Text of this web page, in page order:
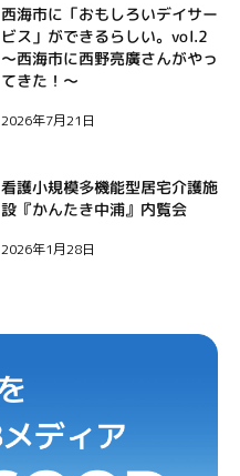
西海市に「おもしろいデイサー
ビス」ができるらしい。vol.2
〜西海市に西野亮廣さんがやっ
てきた！〜
2026年7月21日
看護小規模多機能型居宅介護施
設『かんたき中浦』内覧会
2026年1月28日